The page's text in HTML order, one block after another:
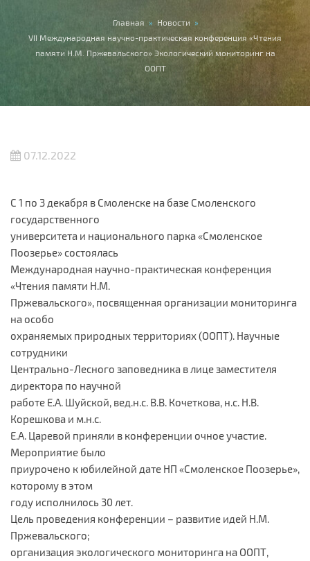
Вы здесь Главная » Новости »
VII Международная научно-практическая конференция «Чтения
памяти Н.М. Пржевальского» Экологический мониторинг на
ООПТ
07.12.2022
С 1 по 3 декабря в Смоленске на базе Смоленского
государственного
университета и национального парка «Смоленское
Поозерье» состоялась
Международная научно-практическая конференция
«Чтения памяти Н.М.
Пржевальского», посвященная организации мониторинга
на особо
охраняемых природных территориях (ООПТ). Научные
сотрудники
Центрально-Лесного заповедника в лице заместителя
директора по научной
работе Е.А. Шуйской, вед.н.с. В.В. Кочеткова, н.с. Н.В.
Корешкова и м.н.с.
Е.А. Царевой приняли в конференции очное участие.
Мероприятие было
приурочено к юбилейной дате НП «Смоленское Поозерье»,
которому в этом
году исполнилось 30 лет.
Цель проведения конференции – развитие идей Н.М.
Пржевальского;
организация экологического мониторинга на ООПТ,